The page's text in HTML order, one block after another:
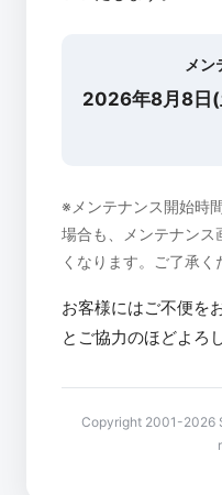
メン
2026年8月8日
※メンテナンス開始時
場合も、メンテナンス
くなります。ご了承く
お客様にはご不便を
とご協力のほどよろ
Copyright 2001-2026